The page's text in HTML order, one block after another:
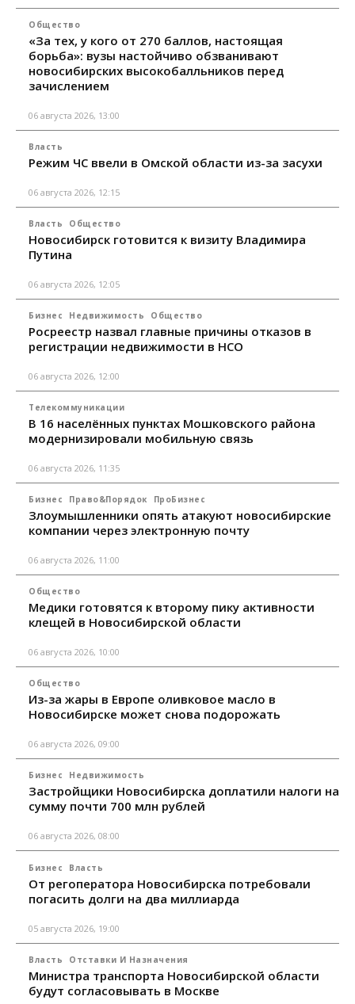
Общество
«За тех, у кого от 270 баллов, настоящая
борьба»: вузы настойчиво обзванивают
новосибирских высокобалльников перед
зачислением
06 августа 2026, 13:00
Власть
Режим ЧС ввели в Омской области из-за засухи
06 августа 2026, 12:15
Власть Общество
Новосибирск готовится к визиту Владимира
Путина
06 августа 2026, 12:05
Бизнес Недвижимость Общество
Росреестр назвал главные причины отказов в
регистрации недвижимости в НСО
06 августа 2026, 12:00
Телекоммуникации
В 16 населённых пунктах Мошковского района
модернизировали мобильную связь
06 августа 2026, 11:35
Бизнес Право&Порядок ПроБизнес
Злоумышленники опять атакуют новосибирские
компании через электронную почту
06 августа 2026, 11:00
Общество
Медики готовятся к второму пику активности
клещей в Новосибирской области
06 августа 2026, 10:00
Общество
Из-за жары в Европе оливковое масло в
Новосибирске может снова подорожать
06 августа 2026, 09:00
Бизнес Недвижимость
Застройщики Новосибирска доплатили налоги на
сумму почти 700 млн рублей
06 августа 2026, 08:00
Бизнес Власть
От регоператора Новосибирска потребовали
погасить долги на два миллиарда
05 августа 2026, 19:00
Власть Отставки И Назначения
Министра транспорта Новосибирской области
будут согласовывать в Москве